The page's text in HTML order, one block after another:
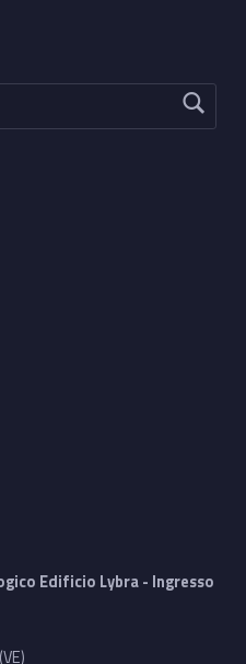
Edificio Lybra - Ingresso